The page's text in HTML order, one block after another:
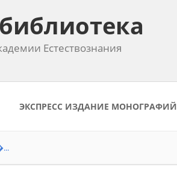
Естествознания
ЭКСПРЕСС ИЗДАНИЕ МОНОГРАФИЙ